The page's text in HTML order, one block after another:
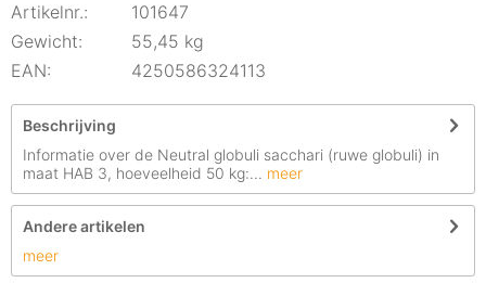
Artikelnr.:
101647
Gewicht:
55,45 kg
EAN:
4250586324113
Beschrijving
Informatie over de Neutral globuli sacchari (ruwe globuli) in
maat HAB 3, hoeveelheid 50 kg:... meer
Andere artikelen
meer